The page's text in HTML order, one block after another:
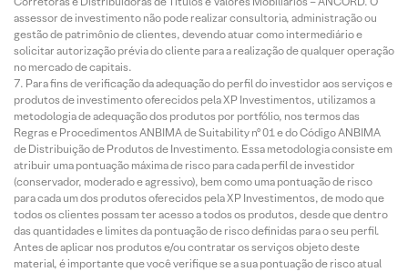
assessor de investimento não pode realizar consultoria, administração ou
gestão de patrimônio de clientes, devendo atuar como intermediário e
solicitar autorização prévia do cliente para a realização de qualquer operação
no mercado de capitais.
Para fins de verificação da adequação do perfil do investidor aos serviços e
produtos de investimento oferecidos pela XP Investimentos, utilizamos a
metodologia de adequação dos produtos por portfólio, nos termos das
Regras e Procedimentos ANBIMA de Suitability nº 01 e do Código ANBIMA
de Distribuição de Produtos de Investimento. Essa metodologia consiste em
atribuir uma pontuação máxima de risco para cada perfil de investidor
(conservador, moderado e agressivo), bem como uma pontuação de risco
para cada um dos produtos oferecidos pela XP Investimentos, de modo que
todos os clientes possam ter acesso a todos os produtos, desde que dentro
das quantidades e limites da pontuação de risco definidas para o seu perfil.
Antes de aplicar nos produtos e/ou contratar os serviços objeto deste
material, é importante que você verifique se a sua pontuação de risco atual